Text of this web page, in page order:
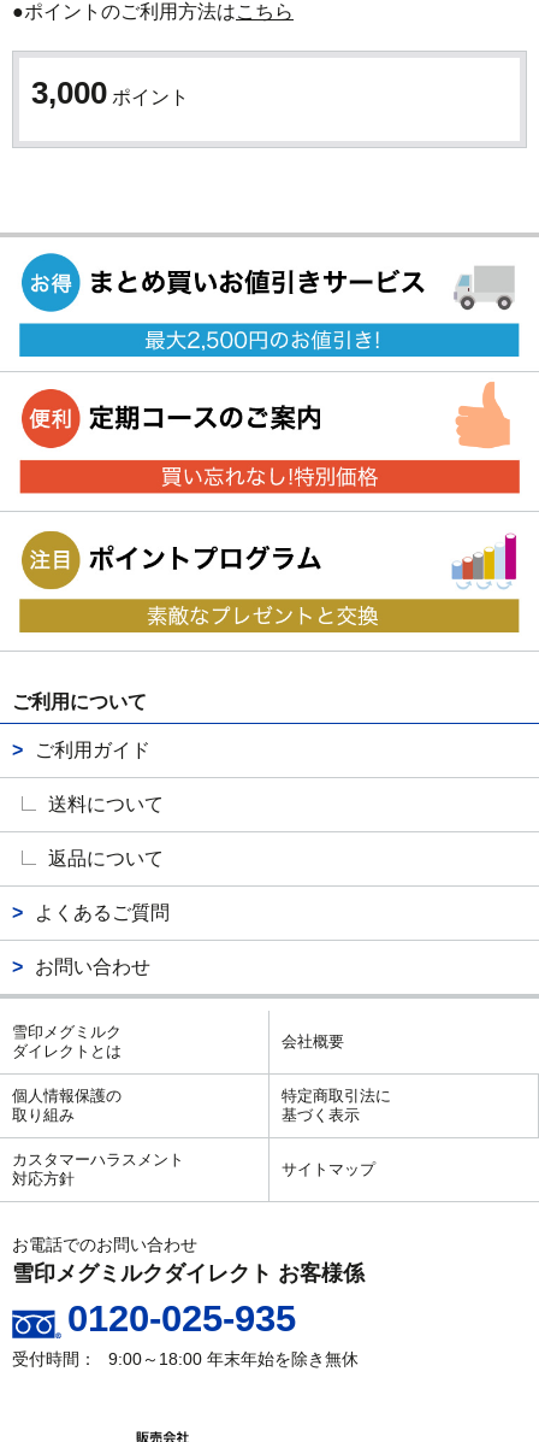
●ポイントのご利用方法はこちら
3,000 ポイント
ご利用について
ご利用ガイド
送料について
返品について
よくあるご質問
お問い合わせ
雪印メグミルク
ダイレクトとは
会社概要
個人情報保護の
取り組み
特定商取引法に
基づく表示
カスタマーハラスメント
対応方針
サイトマップ
お電話でのお問い合わせ
雪印メグミルクダイレクト お客様係
0120-025-935
9:00～18:00 年末年始を除き無休